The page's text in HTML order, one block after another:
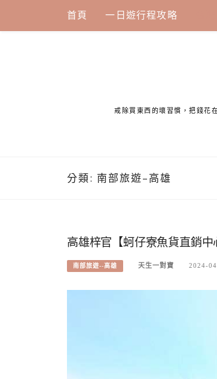
content
首頁 一日遊行程攻略
戒除買東西的壞習慣，把錢花
分類: 南部旅遊–高雄
高雄梓官【蚵仔寮魚貨直銷
南部旅遊--高雄 天生一對寶 2024-